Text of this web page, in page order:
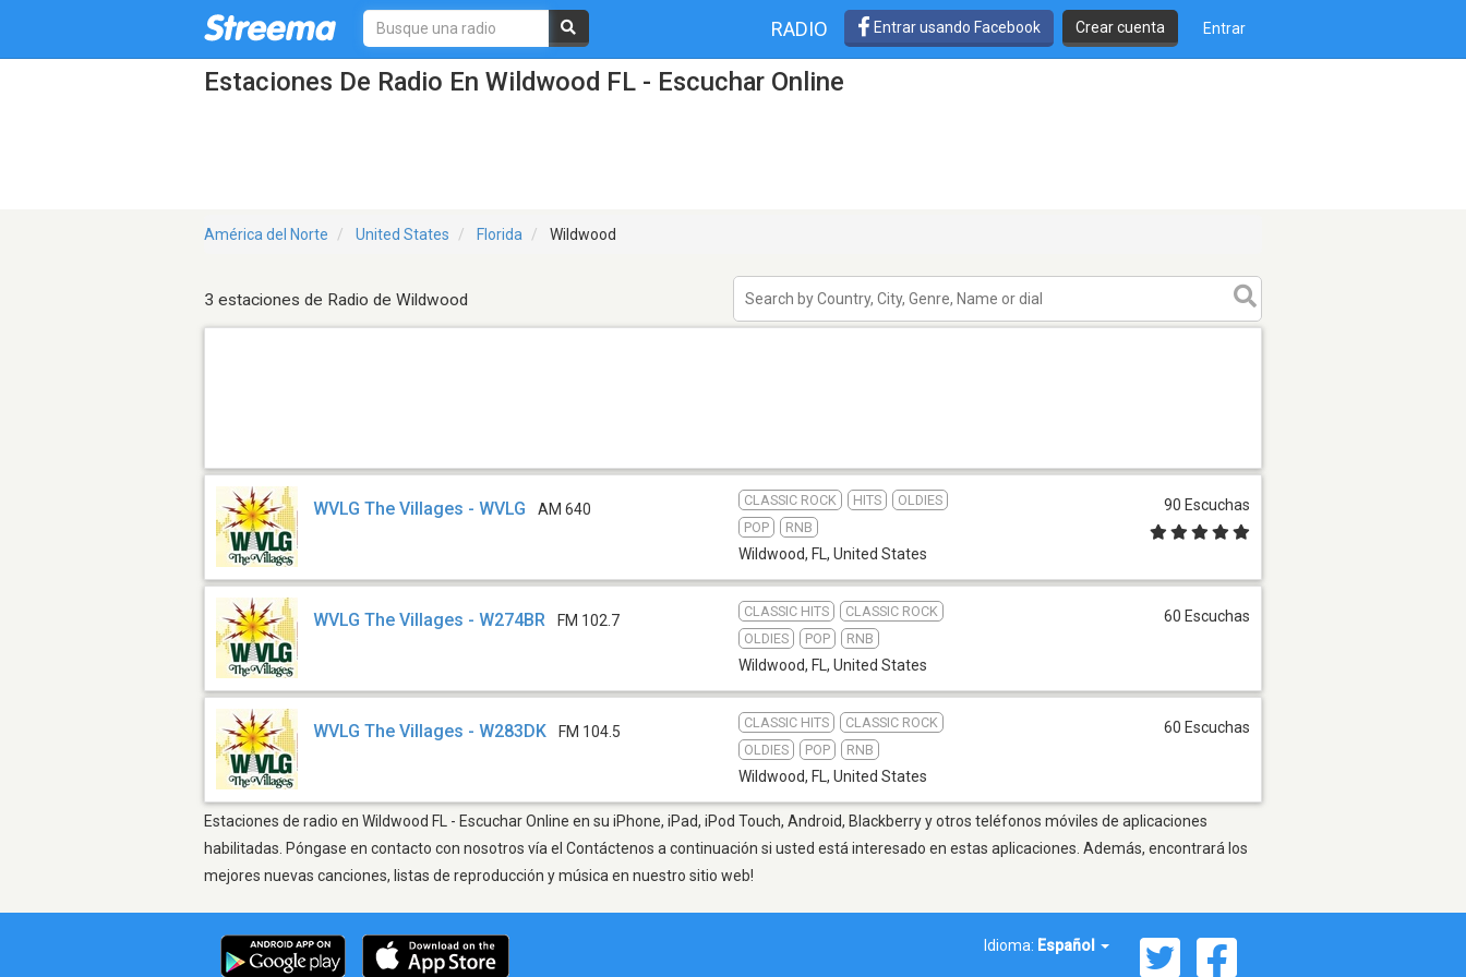
RADIO Entrar usando Facebook Crear cuenta Entrar
Estaciones De Radio En Wildwood FL - Escuchar Online
América del Norte United States Florida Wildwood
3 estaciones de Radio de Wildwood
WVLG The Villages - WVLG AM 640
CLASSIC ROCK HITS
OLDIES
POP
RNB
Wildwood, FL , United States
90 Escuchas
WVLG The Villages - W274BR FM 102.7
CLASSIC HITS
CLASSIC ROCK
OLDIES
POP RNB
Wildwood, FL , United States
60 Escuchas
WVLG The Villages - W283DK FM 104.5
CLASSIC HITS
CLASSIC ROCK
OLDIES
POP RNB
Wildwood, FL , United States
60 Escuchas
Estaciones de radio en Wildwood FL - Escuchar Online en su iPhone, iPad, iPod Touch, Android, Blackberry y otros teléfonos móviles de aplicaciones
habilitadas. Póngase en contacto con nosotros vía el Contáctenos a continuación si usted está interesado en estas aplicaciones. Además, encontrará los
mejores nuevas canciones, listas de reproducción y música en nuestro sitio web!
Idioma: Español